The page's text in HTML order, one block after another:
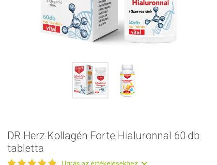
DR Herz Kollagén Forte Hialuronnal 60 db
tabletta